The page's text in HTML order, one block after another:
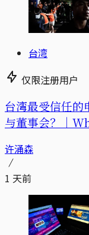
台湾
仅限注册用户
台湾最受信任的
与董事会？｜
许涌森
1 天前